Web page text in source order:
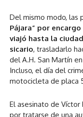
Del mismo modo, las
Pájara” por
viajó hasta la
sicario, trasladarlo
del A.H. San Martín
Incluso, el día del
motocicleta de placa
El asesinato de Víctor
por tratarse de una